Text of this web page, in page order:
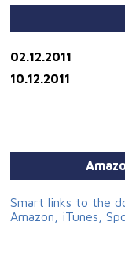
02.12.2011
10.12.2011
Smart links to the
Amazon, iTunes,